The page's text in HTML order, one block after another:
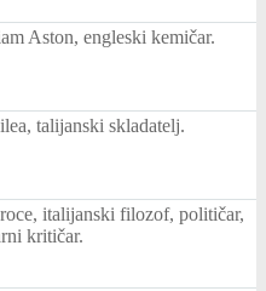
Aston, engleski kemičar.
talijanski skladatelj.
italijanski filozof, političar,
kritičar.